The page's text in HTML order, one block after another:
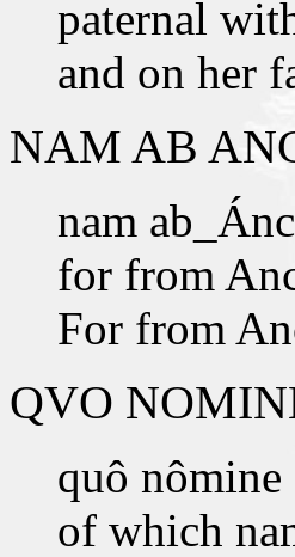
paternal
and on her
NAM AB
nam
for from
For from
QVO
quô
of which